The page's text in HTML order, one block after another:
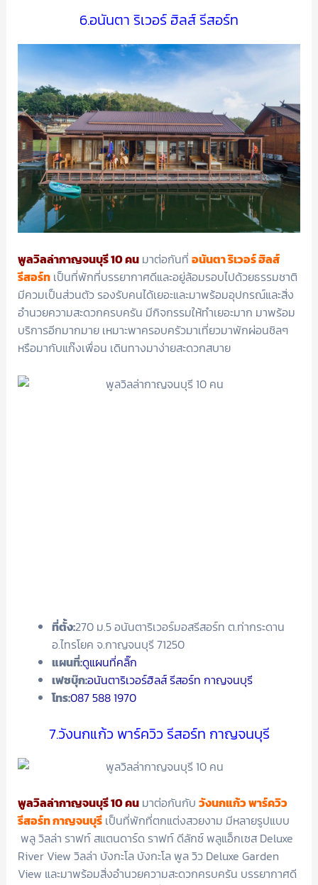
6.อนันตา ริเวอร์ ฮิลส์ รีสอร์ท
พูลวิลล่ากาญจนบุรี 10 คน มาต่อกันที่ อนันตา ริเวอร์ ฮิลส์
รีสอร์ทเป็นที่พักที่บรรยากาศดีและอยู่ล้อมรอบไปด้วยธรรมชาติ
มีควมเป็นส่วนตัว รองรับคนได้เยอะและมาพร้อมอุปกรณ์และสิ่ง
อำนวยความสะดวกครบครัน มีกิจกรรมให้ทำเยอะมาก มาพร้อม
บริการอีกมากมาย เหมาะพาครอบครัวมาเที่ยวมาพักผ่อนชิลๆ
หรือมากับแก๊งเพื่อน เดินทางมาง่ายสะดวกสบาย
ที่ตั้ง:270 ม.5 อนันตาริเวอร์มอสรีสอร์ท ต.ท่ากระดาน
อ.ไทรโยค จ.กาญจนบุรี 71250
แผนที่:ดูแผนที่คลิ๊ก
เฟซบุ๊ก:อนันตาริเวอร์ฮิลส์ รีสอร์ท กาญจนบุรี
โทร:087 588 1970
7.วังนกแก้ว พาร์ควิว รีสอร์ท กาญจนบุรี
พูลวิลล่ากาญจนบุรี 10 คน มาต่อกันกับ วังนกแก้ว พาร์ควิว
รีสอร์ท กาญจนบุรีเป็นที่พักที่ตกแต่งสวยงาม มีหลายรูปแบบ
พลู วิลล่า ราฟท์ สแตนดาร์ด ราฟท์ ดีลักซ์ พลูแอ็กเซส Deluxe
River View วิลล่า บังกะโล บังกะโล พูล วิว Deluxe Garden
View และมาพร้อมสิ่งอำนวยความสะดวกครบครัน บรรยากาศดี